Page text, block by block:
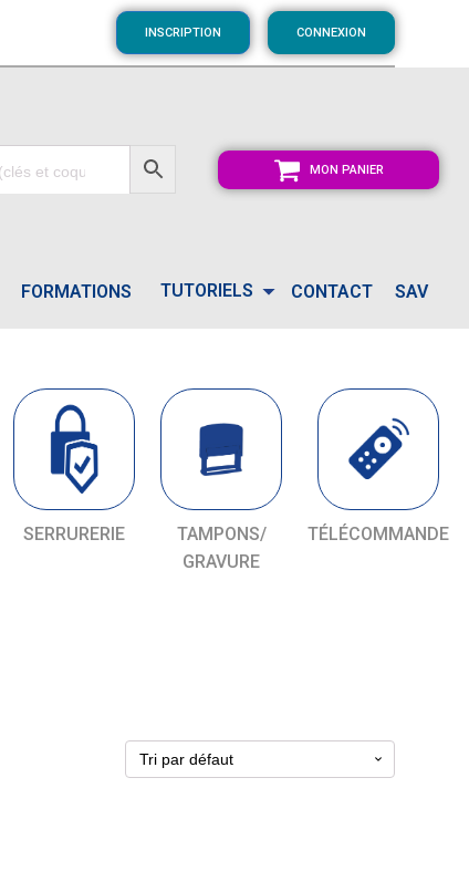
INSCRIPTION CONNEXION
MON PANIER
FORMATIONS TUTORIELS CONTACT SAV
SERRURERIE
TAMPONS/
GRAVURE
TÉLÉCOMMANDE